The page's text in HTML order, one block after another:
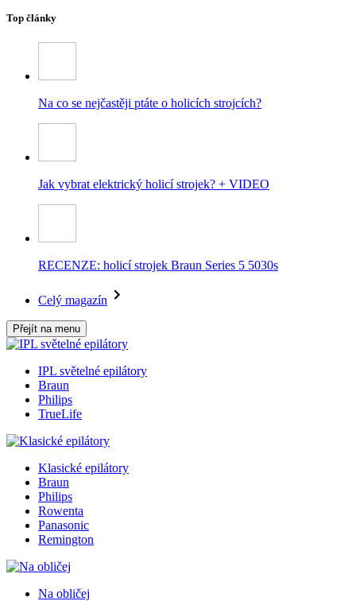
Top články
Na co se nejčastěji ptáte o holicích strojcích?
Jak vybrat elektrický holicí strojek? + VIDEO
RECENZE: holicí strojek Braun Series 5 5030s
Celý magazín
Přejít na menu
IPL světelné epilátory
Braun
Philips
TrueLife
Klasické epilátory
Braun
Philips
Rowenta
Panasonic
Remington
Na obličej